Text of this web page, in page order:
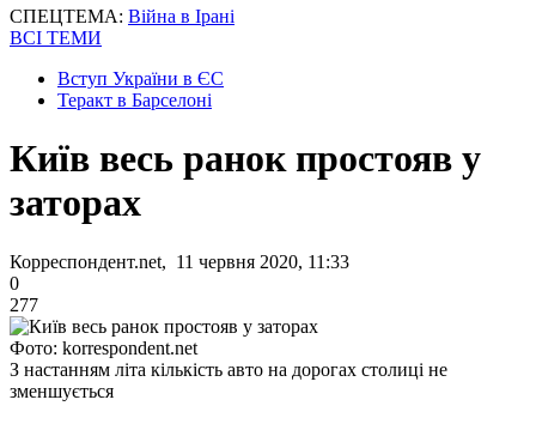
СПЕЦТЕМА: Війна в Ірані
ВСІ ТЕМИ
Вступ України в ЄС
Теракт в Барселоні
Київ весь ранок простояв у
заторах
Корреспондент.net, 11 червня 2020, 11:33
0
277
Фото: korrespondent.net
З настанням літа кількість авто на дорогах столиці не
зменшується